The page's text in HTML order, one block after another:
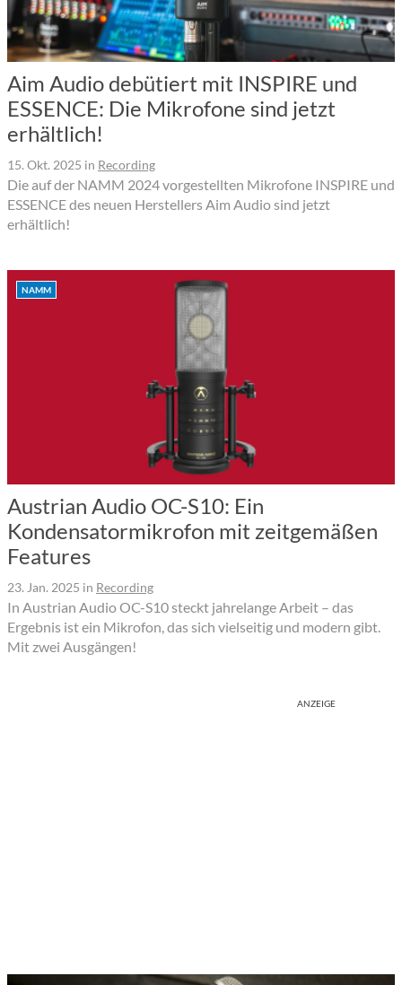
Aim Audio debütiert mit INSPIRE und
ESSENCE: Die Mikrofone sind jetzt
erhältlich!
15. Okt. 2025 in Recording
Die auf der NAMM 2024 vorgestellten Mikrofone INSPIRE und
ESSENCE des neuen Herstellers Aim Audio sind jetzt
erhältlich!
NAMM
Austrian Audio OC-S10: Ein
Kondensatormikrofon mit zeitgemäßen
Features
23. Jan. 2025 in Recording
In Austrian Audio OC-S10 steckt jahrelange Arbeit – das
Ergebnis ist ein Mikrofon, das sich vielseitig und modern gibt.
Mit zwei Ausgängen!
ANZEIGE